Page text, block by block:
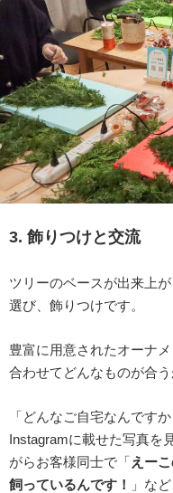
3. 飾りつけと交流
ツリーのベースが出来上
選び、飾りつけです。
豊富に用意されたオーナ
合わせてどんなものが合
「どんなご自宅なんです
Instagramに載せた写真を
がらお客様同士で「えー
飼っているんです！
」な